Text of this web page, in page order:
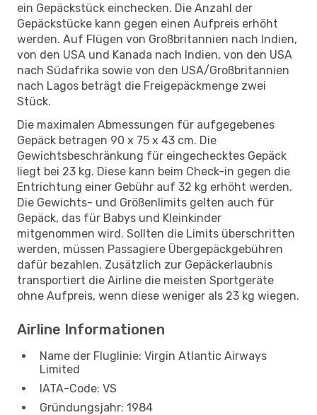
ein Gepäckstück einchecken. Die Anzahl der
Gepäckstücke kann gegen einen Aufpreis erhöht
werden. Auf Flügen von Großbritannien nach Indien,
von den USA und Kanada nach Indien, von den USA
nach Südafrika sowie von den USA/Großbritannien
nach Lagos beträgt die Freigepäckmenge zwei
Stück.
Die maximalen Abmessungen für aufgegebenes
Gepäck betragen 90 x 75 x 43 cm. Die
Gewichtsbeschränkung für eingechecktes Gepäck
liegt bei 23 kg. Diese kann beim Check-in gegen die
Entrichtung einer Gebühr auf 32 kg erhöht werden.
Die Gewichts- und Größenlimits gelten auch für
Gepäck, das für Babys und Kleinkinder
mitgenommen wird. Sollten die Limits überschritten
werden, müssen Passagiere Übergepäckgebühren
dafür bezahlen. Zusätzlich zur Gepäckerlaubnis
transportiert die Airline die meisten Sportgeräte
ohne Aufpreis, wenn diese weniger als 23 kg wiegen.
Airline Informationen
Name der Fluglinie: Virgin Atlantic Airways
Limited
IATA-Code: VS
Gründungsjahr: 1984